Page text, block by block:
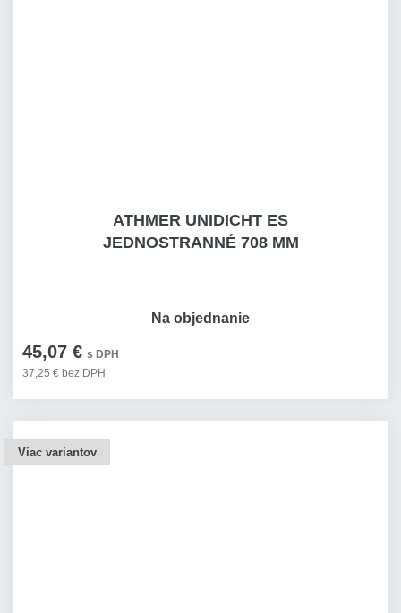
ATHMER UNIDICHT ES
JEDNOSTRANNÉ 708 MM
45,07 € s DPH
37,25 € bez DPH
Na objednanie
Viac variantov